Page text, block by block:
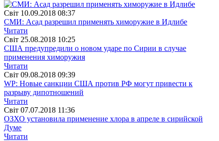
Свiт 10.09.2018 08:37
СМИ: Асад разрешил применять химоружие в Идлибе
Читати
Свiт 25.08.2018 10:25
США предупредили о новом ударе по Сирии в случае
применения химоружия
Читати
Свiт 09.08.2018 09:39
WP: Новые санкции США против РФ могут привести к
разрыву дипотношений
Читати
Свiт 07.07.2018 11:36
ОЗХО установила применение хлора в апреле в сирийской
Думе
Читати